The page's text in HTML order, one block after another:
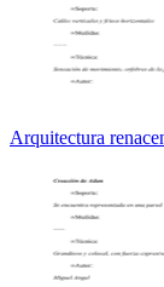
Arquitectura